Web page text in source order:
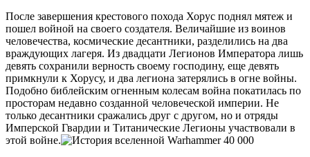
После завершения крестового похода Хорус поднял мятеж и
пошел войной на своего создателя. Величайшие из воинов
человечества, космические десантники, разделились на два
враждующих лагеря. Из двадцати Легионов Императора лишь
девять сохранили верность своему господину, еще девять
примкнули к Хорусу, и два легиона затерялись в огне войны.
Подобно библейским огненным колесам война покатилась по
просторам недавно созданной человеческой империи. Не
только десантники сражались друг с другом, но и отряды
Имперской Гвардии и Титанические Легионы участвовали в
этой войне.